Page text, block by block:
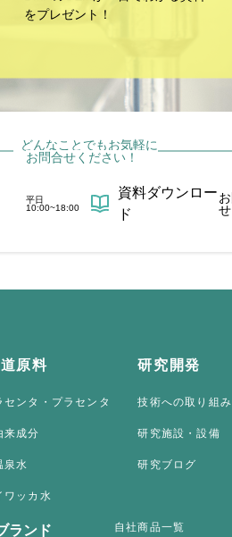
をプレゼント！
どんなことでもお気軽に
お問合せください！
平日
10:00~18:00
資料ダウンロー
ド
せ
原料
センタ・プラセンタ
来成分
泉水
ワッカ水
研究開発
技術への取り組み
研究施設・設備
研究ブログ
ランド 自社商品一覧